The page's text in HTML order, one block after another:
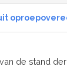
de stand